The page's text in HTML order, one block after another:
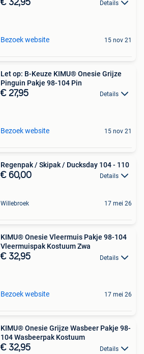
€ 32,95 Details
Bezoek website 15 nov 21
Let op: B-Keuze KIMU® Onesie Grijze
Pinguin Pakje 98-104 Pin
€ 27,95 Details
Bezoek website 15 nov 21
Regenpak / Skipak / Ducksday 104 - 110
€ 60,00 Details
Willebroek 17 mei 26
KIMU® Onesie Vleermuis Pakje 98-104
Vleermuispak Kostuum Zwa
€ 32,95 Details
Bezoek website 17 mei 26
KIMU® Onesie Grijze Wasbeer Pakje 98-
104 Wasbeerpak Kostuum
€ 32,95 Details